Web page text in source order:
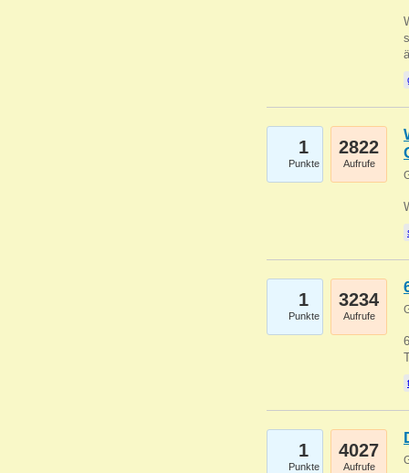
1
Punkte
2822
Aufrufe
1
Punkte
3234
Aufrufe
1
Punkte
4027
Aufrufe